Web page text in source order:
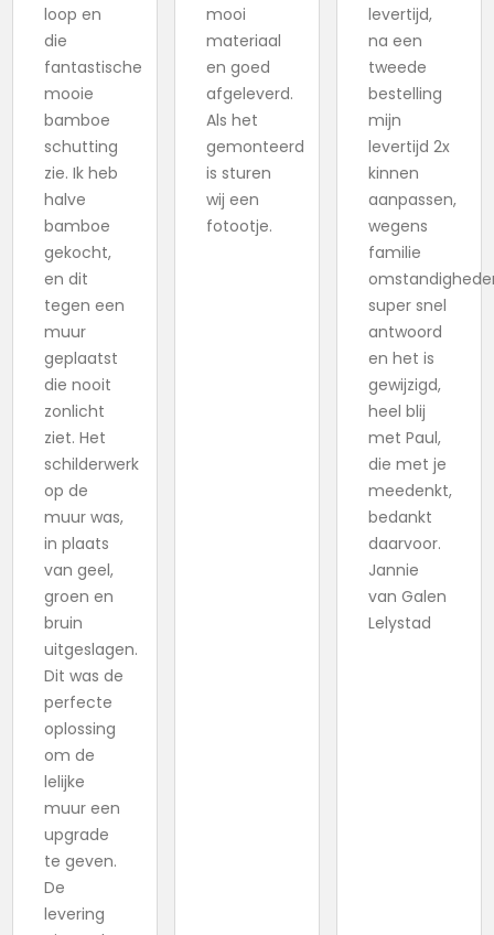
loop en
die
fantastische
mooie
bamboe
schutting
zie. Ik heb
halve
bamboe
gekocht,
en dit
tegen een
muur
geplaatst
die nooit
zonlicht
ziet. Het
schilderwerk
op de
muur was,
in plaats
van geel,
groen en
bruin
uitgeslagen.
Dit was de
perfecte
oplossing
om de
lelijke
muur een
upgrade
te geven.
De
levering
mooi
materiaal
en goed
afgeleverd.
Als het
gemonteerd
is sturen
wij een
fotootje.
levertijd,
na een
tweede
bestelling
mijn
levertijd 2x
kinnen
aanpassen,
wegens
familie
super snel
antwoord
en het is
gewijzigd,
heel blij
met Paul,
die met je
meedenkt,
bedankt
daarvoor.
Jannie
van Galen
Lelystad